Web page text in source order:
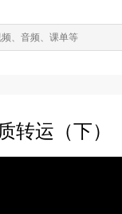
转运（下）